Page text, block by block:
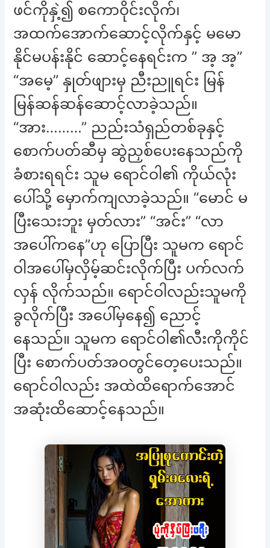
ဖင်ကိုနှဲ့၍ စကောဝိုင်းလိုက်၊
အထက်အောက်ဆောင့်လိုက်နှင့် မမော
နိုင်မပန်းနိုင် ဆောင့်နေရင်းက ” အ့ အ့”
“အမေ့” နှုတ်ဖျားမှ ညီးညူရင်း မြန်
မြန်ဆန်ဆန်ဆောင့်လာခဲ့သည်။
“အား………” ညည်းသံရှည်တစ်ခုနှင့်
စောက်ပတ်ဆီမှ ဆွဲညှစ်ပေးနေသည်ကို
ခံစားရရင်း သူမ ရောင်ဝါ၏ ကိုယ်လုံး
ပေါ်သို့ မှောက်ကျလာခဲ့သည်။ “မောင် မ
ပြီးသေးဘူး မှတ်လား” “အင်း” “လာ
အပေါ်ကနေ”ဟု ပြောပြီး သူမက ရောင်
ဝါအပေါ်မှလှိမ့်ဆင်းလိုက်ပြီး ပက်လက်
လှန် လိုက်သည်။ ရောင်ဝါလည်းသူမကို
ခွလိုက်ပြီး အပေါ်မှနေ၍ ညောင့်
နေသည်။ သူမက ရောင်ဝါ၏လီးကိုကိုင်
ပြီး စောက်ပတ်အဝတွင်တေ့ပေးသည်။
ရောင်ဝါလည်း အထဲထိရောက်အောင်
အဆုံးထိဆောင့်နေသည်။